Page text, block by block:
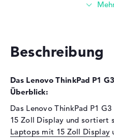
Festplatte
Schnittstelle
Optische Speicher
Laufwerks-Typ
Display
Beschreibung
Das Lenovo ThinkPad P1
Überblick:
Das Lenovo ThinkPad P1
15 Zoll Display und sortiert
Laptops mit 15 Zoll Display